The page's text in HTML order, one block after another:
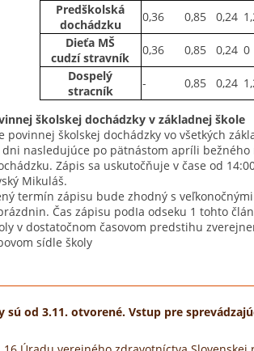
Predškolská
dochádzku
0,36 0,85 0,24
Dieťa MŠ
cudzí stravník
0,36 0,85 0,24 0
Dospelý
stracník
- 0,85 0,24
školskej dochádzky v základnej škole
povinnej školskej dochádzky vo všetkých
nasledujúce po pätnástom apríli
Zápis sa uskutočňuje v čase od
Mikuláš.
termín zápisu bude zhodný s
Čas zápisu podIa odseku 1 tohto
v dostatočnom časovom predstihu
sídle školy
od 3.11. otvorené. Vstup pre